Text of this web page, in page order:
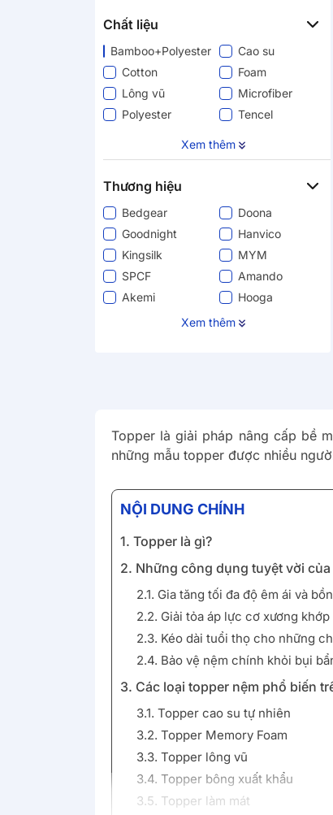
Chất liệu
Bamboo+Polyester
Cao su
Cotton
Foam
Lông vũ
Microfiber
Polyester
Tencel
Xem thêm
Thương hiệu
Bedgear
Doona
Goodnight
Hanvico
Kingsilk
MYM
SPCF
Amando
Akemi
Hooga
Mouse Summer
New
Sleepace
3M
Óng
Hapaku
Iyashi
Thịnh Nguyên
Khác
Xem thêm
Topper là giải pháp nâng cấp bề
những mẫu topper được nhiều
NỘI DUNG CHÍNH
1. Topper là gì?
2. Những công dụng tuyệt vời
2.1. Gia tăng tối đa độ êm ái và
2.2. Giải tỏa áp lực cơ xương
2.3. Kéo dài tuổi thọ cho những
2.4. Bảo vệ nệm chính khỏi bụi
3. Các loại topper nệm phổ biến
3.1. Topper cao su tự nhiên
3.2. Topper Memory Foam
3.3. Topper lông vũ
3.4. Topper bông xuất khẩu
3.5. Topper làm mát